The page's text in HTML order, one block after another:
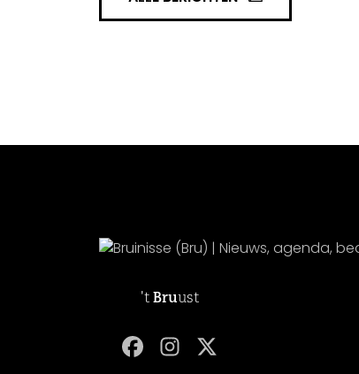
't Bruust